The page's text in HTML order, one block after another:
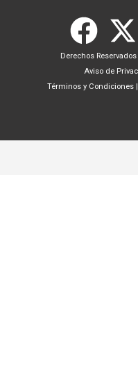
Derechos
Aviso de
Términos y Condiciones |